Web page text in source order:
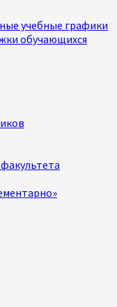
учебные графики
обучающихся